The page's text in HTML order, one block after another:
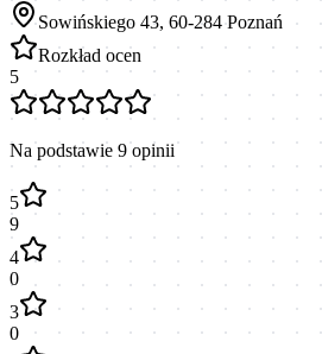
Sowińskiego 43, 60-284 Poznań
Rozkład ocen
5
Na podstawie 9opinii
5
9
4
0
3
0